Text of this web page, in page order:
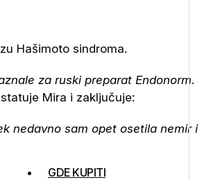
GDE KUPITI
Hašimoto sindroma.
za ruski preparat Endonorm.
Mira i zaključuje:
nedavno sam opet osetila nemir i